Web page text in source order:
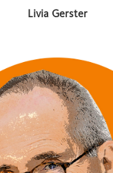
Livia Gerster